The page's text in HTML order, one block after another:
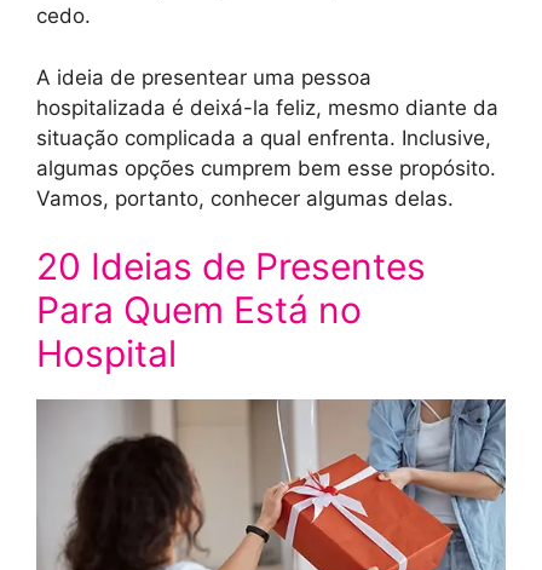
cedo.
A ideia de presentear uma pessoa
hospitalizada é deixá-la feliz, mesmo diante da
situação complicada a qual enfrenta. Inclusive,
algumas opções cumprem bem esse propósito.
Vamos, portanto, conhecer algumas delas.
20 Ideias de Presentes
Para Quem Está no
Hospital